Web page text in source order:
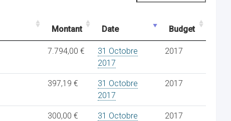
Montant Date Budget
7.794,00 €
31 Octobre
2017
2017
397,19 €
31 Octobre
2017
2017
300,00 €
31 Octobre
2017